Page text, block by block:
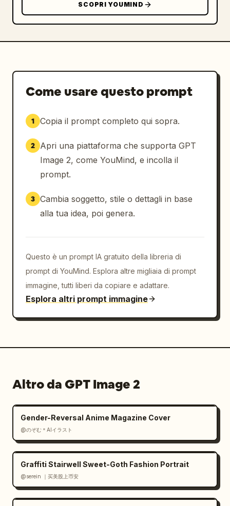
SCOPRI YOUMIND
Come usare questo prompt
1 Copia il prompt completo qui sopra.
2
Apri una piattaforma che supporta GPT
Image 2, come YouMind, e incolla il
prompt.
3 Cambia soggetto, stile o dettagli in base
alla tua idea, poi genera.
Questo è un prompt IA gratuito della libreria di
prompt di YouMind. Esplora altre migliaia di prompt
immagine, tutti liberi da copiare e adattare.
Esplora altri prompt immagine
Altro da GPT Image 2
Gender-Reversal Anime Magazine Cover
@のぞむ＊AIイラスト
Graffiti Stairwell Sweet-Goth Fashion Portrait
@serein ｜买美股上币安